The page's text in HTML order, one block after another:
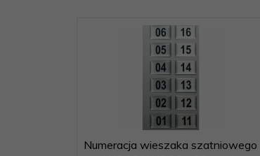
Numeracja wieszaka szatniowego